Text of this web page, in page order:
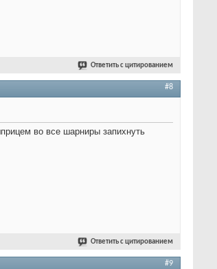
Ответить с цитированием
#8
во все шарниры запихнуть
Ответить с цитированием
#9